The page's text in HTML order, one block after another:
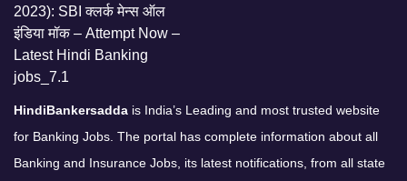
HindiBankersadda is India’s Leading and most trusted website
for Banking Jobs. The portal has complete information about all
Banking and Insurance Jobs, its latest notifications, from all state